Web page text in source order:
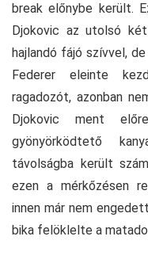
break előnybe került.
Djokovic az utolsó
hajlandó fájó szívvel,
Federer eleinte
ragadozót, azonban
Djokovic ment
gyönyörködtető
távolságba került
ezen a mérkőzésen
innen már nem
bika felöklelte a